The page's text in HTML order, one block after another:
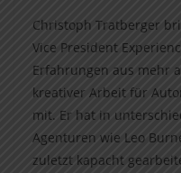
Christoph Tratberger
Vice President
Erfahrungen aus mehr
kreativer Arbeit für
mit. Er hat in
Agenturen wie Leo
zuletzt kapacht